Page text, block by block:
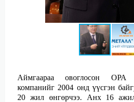
Аймгаараа овоглосон
компанийг 2004 онд үүсгэн
20 жил өнгөрчээ. Анх 16